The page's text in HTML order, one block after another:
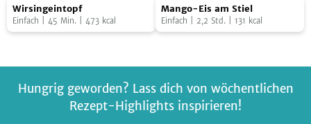
mit
Reis
Walnüssen
Räuchertofu
Wirsingeintopf
Wirsingeintopf
Einfach 45 Min. 473 kcal
Mango-
Eis
am
Foto:
Mango-Eis am Stiel
Einfach 2,2 Std. 131 kcal
Hungrig geworden? Lass dich von wöchentlichen
Rezept-Highlights inspirieren!